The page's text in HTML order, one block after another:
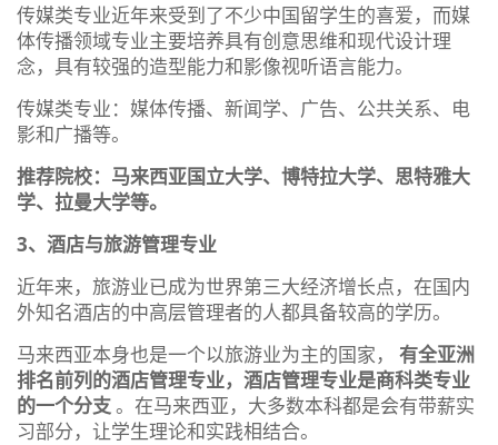
传媒类专业近年来受到了不少中国留学生的喜爱，而媒
体传播领域专业主要培养具有创意思维和现代设计理
念，具有较强的造型能力和影像视听语言能力。
传媒类专业：媒体传播、新闻学、广告、公共关系、电
影和广播等。
推荐院校：马来西亚国立大学、博特拉大学、思特雅大
学、拉曼大学等。
3、酒店与旅游管理专业
近年来，旅游业已成为世界第三大经济增长点，在国内
外知名酒店的中高层管理者的人都具备较高的学历。
马来西亚本身也是一个以旅游业为主的国家， 有全亚洲
排名前列的酒店管理专业，酒店管理专业是商科类专业
的一个分支。在马来西亚，大多数本科都是会有带薪实
习部分，让学生理论和实践相结合。